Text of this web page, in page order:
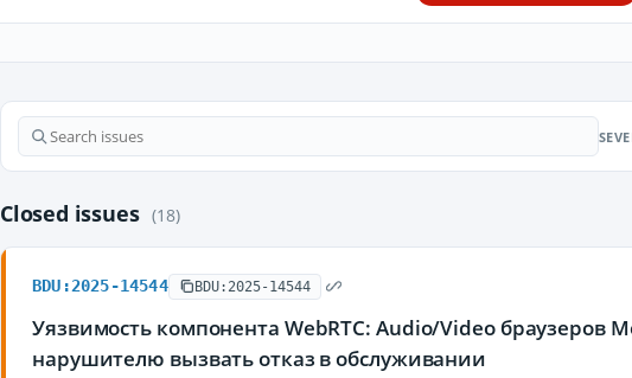
Closed issues (18)
BDU:2025-14544 BDU:2025-14544
Уязвимость компонента WebRTC: Audio/Video браузеров
нарушителю вызвать отказ в обслуживании